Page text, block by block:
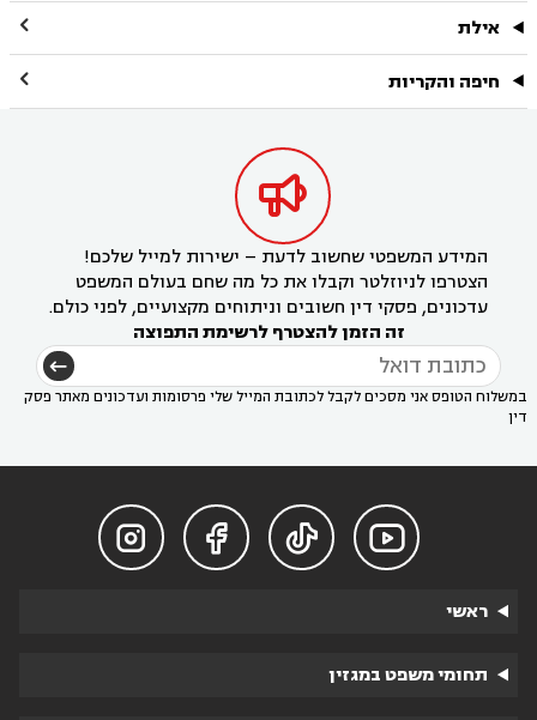
אילת 
חיפה והקריות 

המידע המשפטי שחשוב לדעת – ישירות למייל שלכם!
הצטרפו לניוזלטר וקבלו את כל מה שחם בעולם המשפט
עדכונים, פסקי דין חשובים וניתוחים מקצועיים, לפני כולם.
זה הזמן להצטרף לרשימת התפוצה
במשלוח הטופס אני מסכים לקבל לכתובת המייל שלי פרסומות ועדכונים מאתר פסק
דין




ראשי
תחומי משפט במגזין